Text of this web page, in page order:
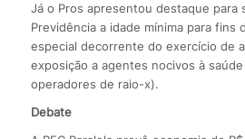
Já o Pros apresentou destaque para
Previdência a idade mínima para fins
especial decorrente do exercício de
exposição a agentes nocivos à
operadores de raio-x).
Debate